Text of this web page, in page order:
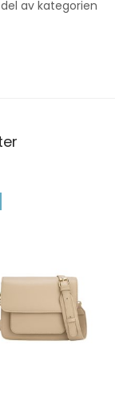
av kategorien